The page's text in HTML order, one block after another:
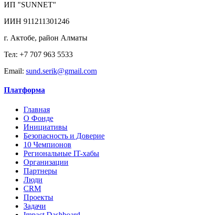
ИП "SUNNET"
ИИН 911211301246
г. Актобе, район Алматы
Тел: +7 707 963 5533
Email: sund.serik@gmail.com
Платформа
Главная
О Фонде
Инициативы
Безопасность и Доверие
10 Чемпионов
Региональные IT-хабы
Организации
Партнеры
Люди
CRM
Проекты
Задачи